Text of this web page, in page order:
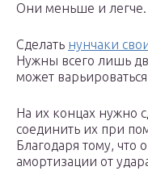
Они меньше и легче.
Сделать нунчаки
Нужны всего лишь
может
На их концах нужно
соединить их при
Благодаря тому, что
амортизации от